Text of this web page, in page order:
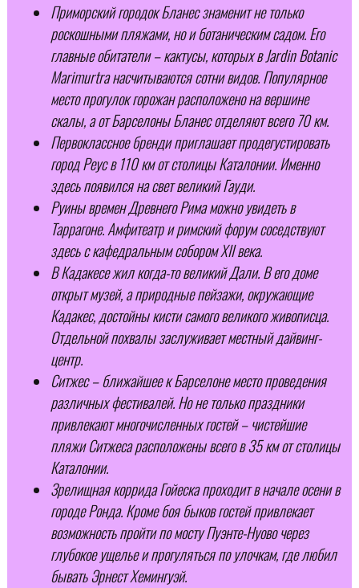
Приморский городок Бланес знаменит не только
роскошными пляжами, но и ботаническим садом. Его
главные обитатели – кактусы, которых в Jardin Botanic
Marimurtra насчитываются сотни видов. Популярное
место прогулок горожан расположено на вершине
скалы, а от Барселоны Бланес отделяют всего 70 км.
Первоклассное бренди приглашает продегустировать
город Реус в 110 км от столицы Каталонии. Именно
здесь появился на свет великий Гауди.
Руины времен Древнего Рима можно увидеть в
Таррагоне. Амфитеатр и римский форум соседствуют
здесь с кафедральным собором ХII века.
В Кадакесе жил когда-то великий Дали. В его доме
открыт музей, а природные пейзажи, окружающие
Кадакес, достойны кисти самого великого живописца.
Отдельной похвалы заслуживает местный дайвинг-
центр.
Ситжес – ближайшее к Барселоне место проведения
различных фестивалей. Но не только праздники
привлекают многочисленных гостей – чистейшие
пляжи Ситжеса расположены всего в 35 км от столицы
Каталонии.
Зрелищная коррида Гойеска проходит в начале осени в
городе Ронда. Кроме боя быков гостей привлекает
возможность пройти по мосту Пуэнте-Нуово через
глубокое ущелье и прогуляться по улочкам, где любил
бывать Эрнест Хемингуэй.